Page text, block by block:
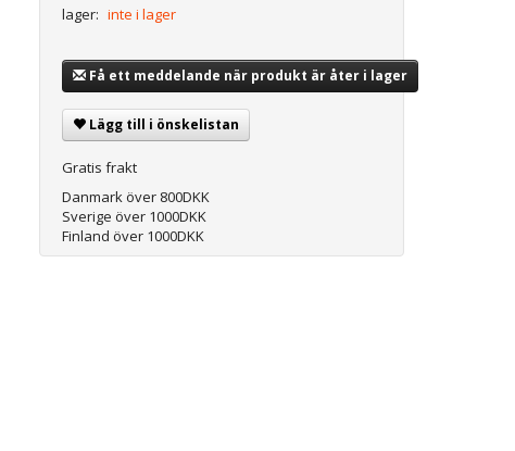
lager: inte i lager
Få ett meddelande när produkt är åter i lager
Lägg till i önskelistan
Gratis frakt
Danmark över 800DKK
Sverige över 1000DKK
Finland över 1000DKK